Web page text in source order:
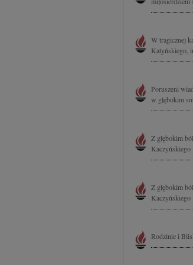
W tragicznej
Katyńskiego,
Poruszeni
w głębokim
Z głębokim
Kaczyńskiego
Z głębokim
Kaczyńskiego
Rodzinie i